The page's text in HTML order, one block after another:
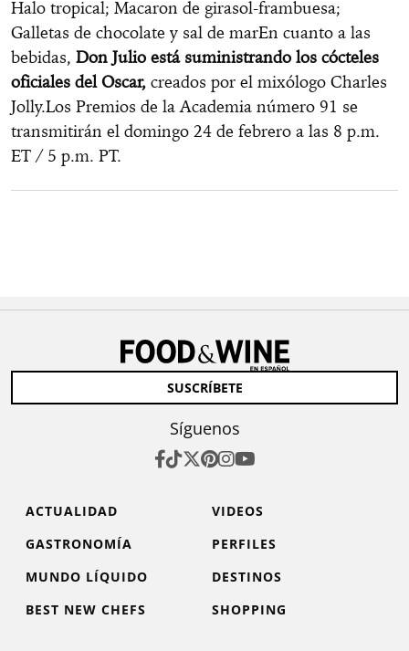
Halo tropical; Macaron de girasol-frambuesa;
Galletas de chocolate y sal de marEn cuanto a las
bebidas, Don Julio está suministrando los cócteles
oficiales del Oscar, creados por el mixólogo Charles
Jolly.Los Premios de la Academia número 91 se
transmitirán el domingo 24 de febrero a las 8 p.m.
ET / 5 p.m. PT.
SUSCRÍBETE
Síguenos
ACTUALIDAD
VIDEOS
GASTRONOMÍA
PERFILES
MUNDO LÍQUIDO
DESTINOS
BEST NEW CHEFS
SHOPPING